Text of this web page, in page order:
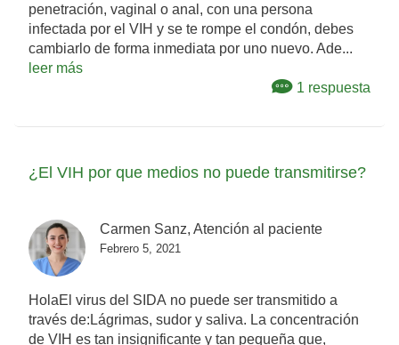
penetración, vaginal o anal, con una persona
infectada por el VIH y se te rompe el condón, debes
cambiarlo de forma inmediata por uno nuevo. Ade...
leer más
1 respuesta
¿El VIH por que medios no puede transmitirse?
Carmen Sanz, Atención al paciente
Febrero 5, 2021
HolaEl virus del SIDA no puede ser transmitido a
través de:Lágrimas, sudor y saliva. La concentración
de VIH es tan insignificante y tan pequeña que,